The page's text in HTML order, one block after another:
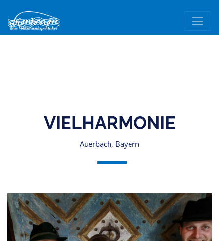
VIELHARMONIE
Auerbach, Bayern